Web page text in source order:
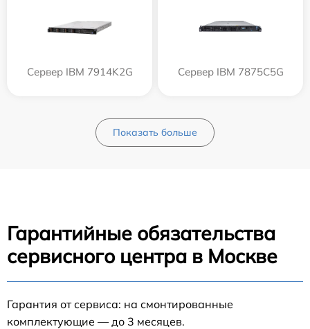
Сервер IBM 7914K2G Сервер IBM 7875C5G
Показать больше
Гарантийные обязательства
сервисного центра в Москве
Гарантия от сервиса: на смонтированные
комплектующие — до 3 месяцев.